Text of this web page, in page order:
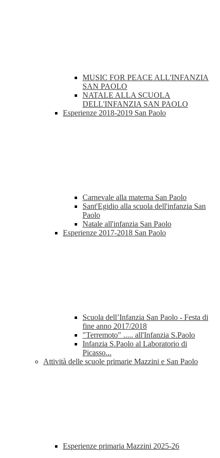
MUSIC FOR PEACE ALL'INFANZIA
SAN PAOLO
NATALE ALLA SCUOLA
DELL'INFANZIA SAN PAOLO
Esperienze 2018-2019 San Paolo
Carnevale alla materna San Paolo
Sant'Egidio alla scuola dell'infanzia San
Paolo
Natale all'infanzia San Paolo
Esperienze 2017-2018 San Paolo
Scuola dell’Infanzia San Paolo - Festa di
fine anno 2017/2018
"Terremoto" ..... all'Infanzia S.Paolo
Infanzia S.Paolo al Laboratorio di
Picasso...
Attività delle scuole primarie Mazzini e San Paolo
Esperienze primaria Mazzini 2025-26